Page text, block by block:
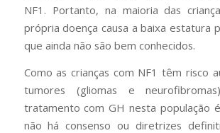
NF1. Portanto, na maioria das
própria doença causa a baixa estatura
que ainda não são bem conhecidos.
Como as crianças com NF1 têm risco
tumores (gliomas e
tratamento com GH nesta população
não há consenso ou diretrizes